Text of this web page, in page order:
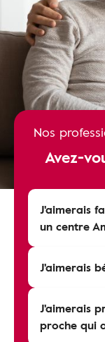
Nos
Avez-
J'aimerais
un centre
J'aimerais
J'aimerais
proche qui